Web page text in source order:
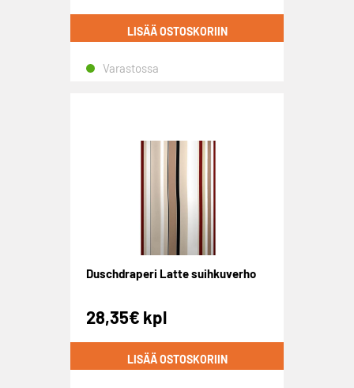
LISÄÄ OSTOSKORIIN
Varastossa
Duschdraperi Latte suihkuverho
28,35€ kpl
LISÄÄ OSTOSKORIIN